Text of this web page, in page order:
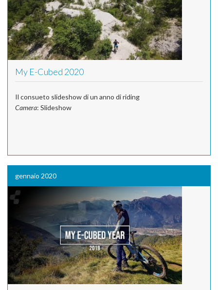
My E-Cubed 2020
Il consueto slideshow di un anno di riding
Camera: Slideshow
gennaio 2020